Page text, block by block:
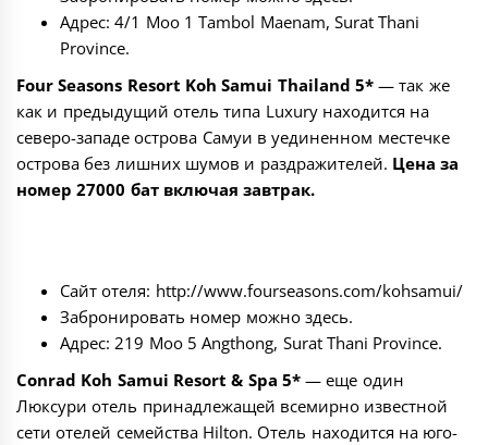
Адрес: 4/1 Moo 1 Tambol Maenam, Surat Thani
Province.
Four Seasons Resort Koh Samui Thailand 5*— так же
как и предыдущий отель типа Luxury находится на
северо-западе острова Самуи в уединенном местечке
острова без лишних шумов и раздражителей. Цена за
номер 27000 бат включая завтрак.
Сайт отеля: http://www.fourseasons.com/kohsamui/
Забронировать номер можно здесь.
Адрес: 219 Moo 5 Angthong, Surat Thani Province.
Conrad Koh Samui Resort & Spa 5*— еще один
Люксури отель принадлежащей всемирно известной
сети отелей семейства Hilton. Отель находится на юго-